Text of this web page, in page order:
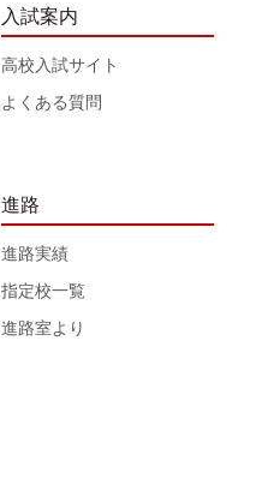
入試案内
高校入試サイト
よくある質問
進路
進路実績
指定校一覧
進路室より